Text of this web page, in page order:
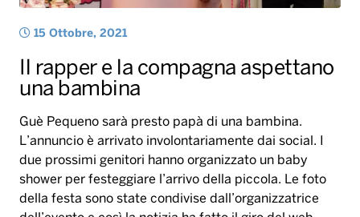
15 Ottobre, 2021
Il rapper e la compagna aspettano
una bambina
Guè Pequeno sarà presto papà di una bambina.
L’annuncio è arrivato involontariamente dai social. I
due prossimi genitori hanno organizzato un baby
shower per festeggiare l’arrivo della piccola. Le foto
della festa sono state condivise dall’organizzatrice